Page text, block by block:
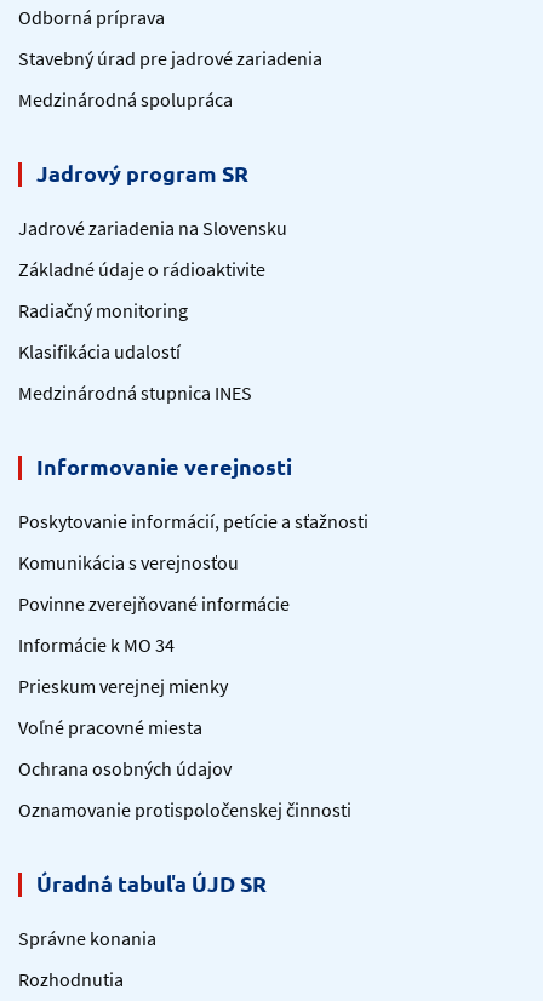
Odborná príprava
Stavebný úrad pre jadrové zariadenia
Medzinárodná spolupráca
Jadrový program SR
Jadrové zariadenia na Slovensku
Základné údaje o rádioaktivite
Radiačný monitoring
Klasifikácia udalostí
Medzinárodná stupnica INES
Informovanie verejnosti
Poskytovanie informácií, petície a sťažnosti
Komunikácia s verejnosťou
Povinne zverejňované informácie
Informácie k MO 34
Prieskum verejnej mienky
Voľné pracovné miesta
Ochrana osobných údajov
Oznamovanie protispoločenskej činnosti
Úradná tabuľa ÚJD SR
Správne konania
Rozhodnutia